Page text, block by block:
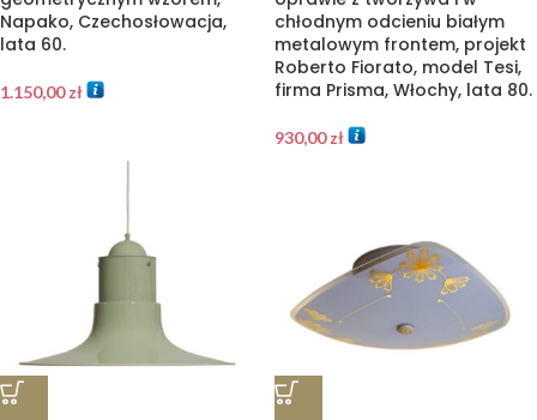
Napako, Czechosłowacja,
lata 60.
1.150,00zł
chłodnym odcieniu białym
metalowym frontem, projekt
Roberto Fiorato, model Tesi,
firma Prisma, Włochy, lata 80.
930,00zł